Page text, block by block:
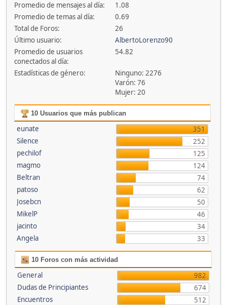
Promedio de mensajes al día:
1.08
Promedio de temas al día:
0.69
Total de Foros:
26
Último usuario:
AlbertoLorenzo90
Promedio de usuarios
conectados al día:
54.82
Estadísticas de género:
Ninguno: 2276
Varón: 76
Mujer: 20
10 Usuarios que más publican
eunate
351
Silence
252
pechilof
125
magmo
124
Beltran
74
patoso
62
Josebcn
50
MikelP
46
jacinto
34
Angela
33
10 Foros con más actividad
General
982
Dudas de Principiantes
674
Encuentros
512